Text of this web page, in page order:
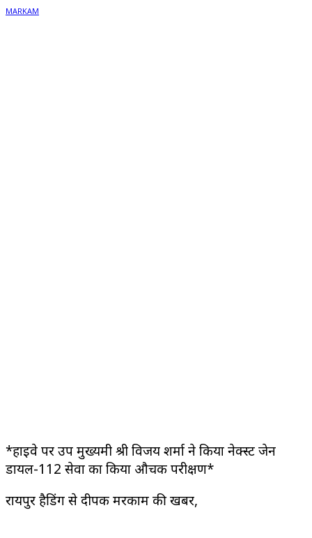
*हाइवे पर उप मुख्यमंत्री श्री विजय शर्मा ने किया नेक्स्ट जेन
डायल-112 सेवा का किया औचक परीक्षण*
रायपुर हैडिंग से दीपक मरकाम की खबर,